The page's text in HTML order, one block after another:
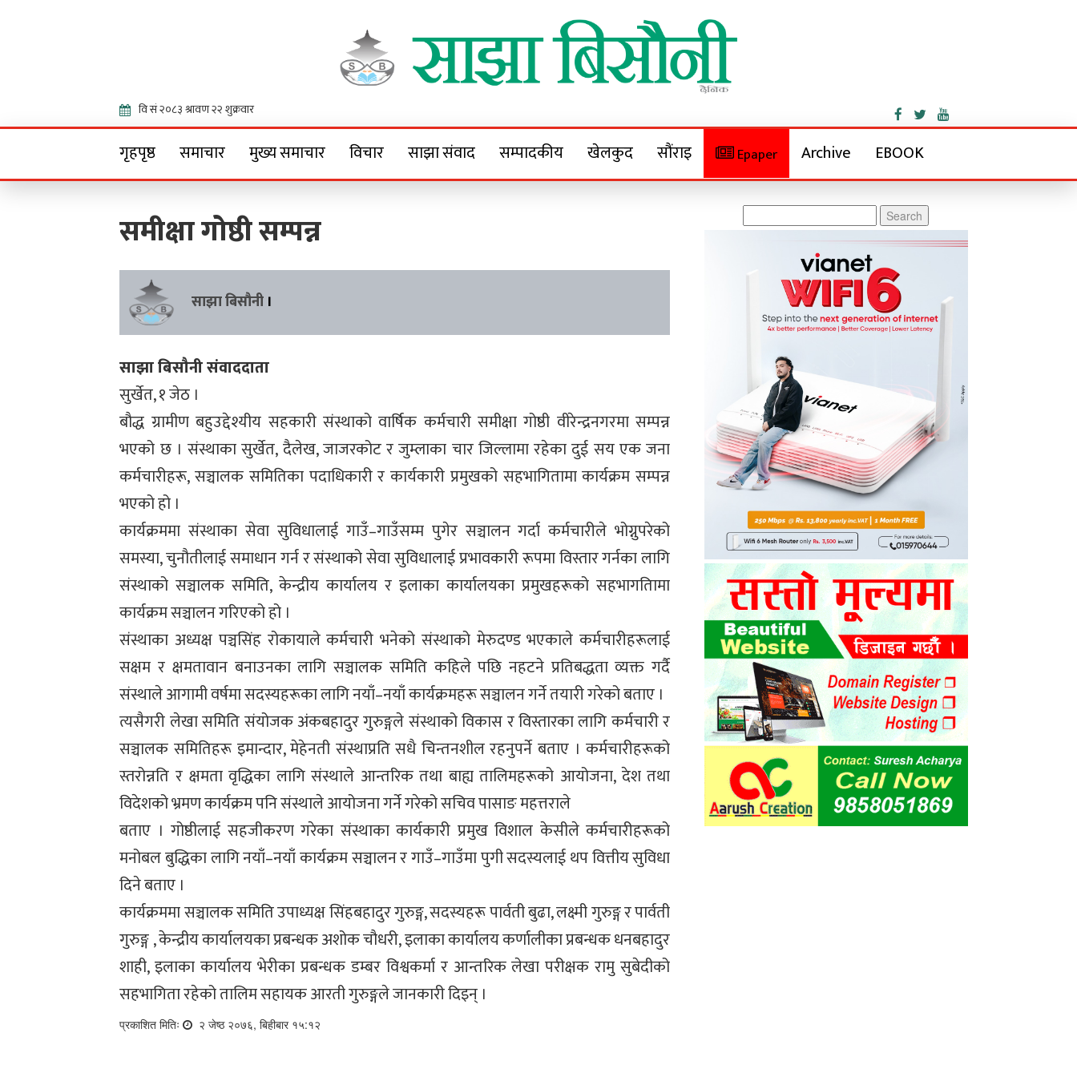
Sajha Bisaunee
गृहपृष्ठ समाचार मुख्य समाचार विचार साझा संवाद सम्पादकीय खेलकुद सौंराइ Epaper Archive EBOOK
समीक्षा गोष्ठी सम्पन्न
साझा बिसौनी ।
साझा बिसौनी संवाददाता
सुर्खेत, १ जेठ ।
बौद्ध ग्रामीण बहुउद्देश्यीय सहकारी संस्थाको वार्षिक कर्मचारी समीक्षा गोष्ठी वीरेन्द्रनगरमा सम्पन्न
भएको छ । संस्थाका सुर्खेत, दैलेख, जाजरकोट र जुम्लाका चार जिल्लामा रहेका दुई सय एक जना
कर्मचारीहरू, सञ्चालक समितिका पदाधिकारी र कार्यकारी प्रमुखको सहभागितामा कार्यक्रम सम्पन्न
भएको हो ।
कार्यक्रममा संस्थाका सेवा सुविधालाई गाउँ–गाउँसम्म पुगेर सञ्चालन गर्दा कर्मचारीले भोग्नुपरेको
समस्या, चुनौतीलाई समाधान गर्न र संस्थाको सेवा सुविधालाई प्रभावकारी रूपमा विस्तार गर्नका लागि
संस्थाको सञ्चालक समिति, केन्द्रीय कार्यालय र इलाका कार्यालयका प्रमुखहरूको सहभागतिामा
कार्यक्रम सञ्चालन गरिएको हो ।
संस्थाका अध्यक्ष पञ्चसिंह रोकायाले कर्मचारी भनेको संस्थाको मेरुदण्ड भएकाले कर्मचारीहरूलाई
सक्षम र क्षमतावान बनाउनका लागि सञ्चालक समिति कहिले पछि नहटने प्रतिबद्धता व्यक्त गर्दै
संस्थाले आगामी वर्षमा सदस्यहरूका लागि नयाँ–नयाँ कार्यक्रमहरू सञ्चालन गर्ने तयारी गरेको बताए ।
त्यसैगरी लेखा समिति संयोजक अंकबहादुर गुरुङ्गले संस्थाको विकास र विस्तारका लागि कर्मचारी र
सञ्चालक समितिहरू इमान्दार, मेहेनती संस्थाप्रति सधै चिन्तनशील रहनुपर्ने बताए । कर्मचारीहरूको
स्तरोन्नति र क्षमता वृद्धिका लागि संस्थाले आन्तरिक तथा बाह्य तालिमहरूको आयोजना, देश तथा
विदेशको भ्रमण कार्यक्रम पनि संस्थाले आयोजना गर्ने गरेको सचिव पासाङ महत्तराले
बताए । गोष्ठीलाई सहजीकरण गरेका संस्थाका कार्यकारी प्रमुख विशाल केसीले कर्मचारीहरूको
मनोबल बुद्धिका लागि नयाँ–नयाँ कार्यक्रम सञ्चालन र गाउँ–गाउँमा पुगी सदस्यलाई थप वित्तीय सुविधा
दिने बताए ।
कार्यक्रममा सञ्चालक समिति उपाध्यक्ष सिंहबहादुर गुरुङ्ग, सदस्यहरू पार्वती बुढा, लक्ष्मी गुरुङ्ग र पार्वती
गुरुङ्ग , केन्द्रीय कार्यालयका प्रबन्धक अशोक चौधरी, इलाका कार्यालय कर्णालीका प्रबन्धक धनबहादुर
शाही, इलाका कार्यालय भेरीका प्रबन्धक डम्बर विश्वकर्मा र आन्तरिक लेखा परीक्षक रामु सुबेदीको
सहभागिता रहेको तालिम सहायक आरती गुरुङ्गले जानकारी दिइन् ।
प्रकाशित मितिः २ जेष्ठ २०७६, बिहीबार १५:१२
for: